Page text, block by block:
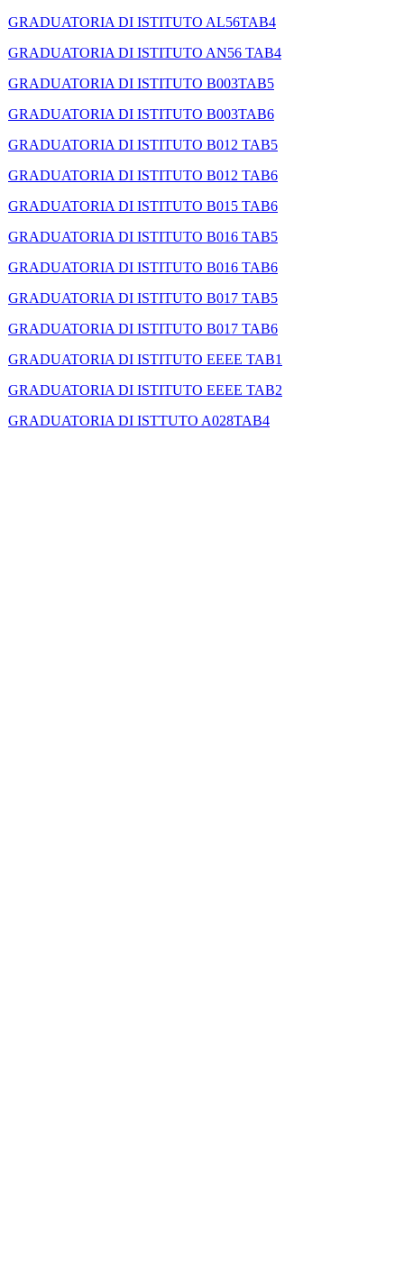
GRADUATORIA DI ISTITUTO AL56TAB4
GRADUATORIA DI ISTITUTO AN56 TAB4
GRADUATORIA DI ISTITUTO B003TAB5
GRADUATORIA DI ISTITUTO B003TAB6
GRADUATORIA DI ISTITUTO B012 TAB5
GRADUATORIA DI ISTITUTO B012 TAB6
GRADUATORIA DI ISTITUTO B015 TAB6
GRADUATORIA DI ISTITUTO B016 TAB5
GRADUATORIA DI ISTITUTO B016 TAB6
GRADUATORIA DI ISTITUTO B017 TAB5
GRADUATORIA DI ISTITUTO B017 TAB6
GRADUATORIA DI ISTITUTO EEEE TAB1
GRADUATORIA DI ISTITUTO EEEE TAB2
GRADUATORIA DI ISTTUTO A028TAB4